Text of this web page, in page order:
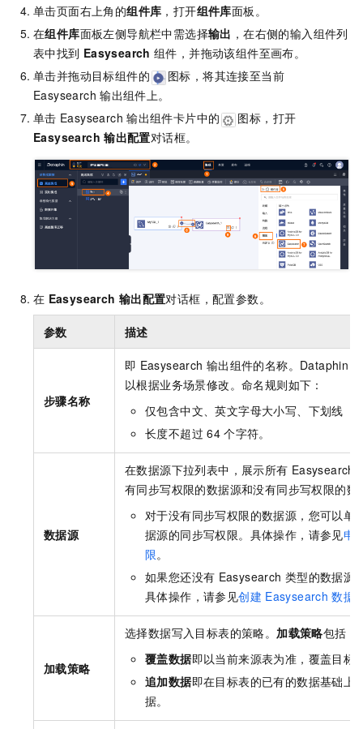
单击页面右上角的组件库 ，打开组件库面板。
在组件库面板左侧导航栏中需选择输出 ，在右侧的输入组件列
表中找到 Easysearch 组件，并拖动该组件至画布。
单击并拖动目标组件的
图标，将其连接至当前
Easysearch 输出组件上。
单击 Easysearch 输出组件卡片中的
图标，打开
Easysearch 输出配置对话框。
在 Easysearch 输出配置对话框，配置参数。
参数 描述
步骤名称
即 Easysearch 输出组件的名称。Dataphin
以根据业务场景修改。命名规则如下：
仅包含中文、英文字母大小写、下划线（
长度不超过 64 个字符。
数据源
在数据源下拉列表中，展示所有 Easysearch
有同步写权限的数据源和没有同步写权限的数
对于没有同步写权限的数据源，您可以单
据源的同步写权限。具体操作，请参见申
限。
如果您还没有 Easysearch 类型的数据源
具体操作，请参见创建 Easysearch 数据
加载策略
选择数据写入目标表的策略。 加载策略包括：
覆盖数据即以当前来源表为准，覆盖目标
追加数据即在目标表的已有的数据基础上
据。